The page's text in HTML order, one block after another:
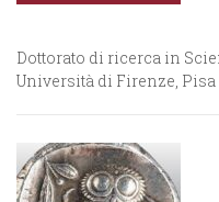
Dottorato di ricerca in
Università di Firenze, Pisa